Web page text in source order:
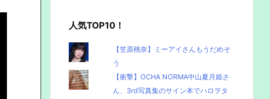
人気TOP10！
【笠原桃奈】ミーアイさんもうだめそ
う
【衝撃】OCHA NORMA中山夏月姫さ
ん、3rd写真集のサイン本でハロヲタ